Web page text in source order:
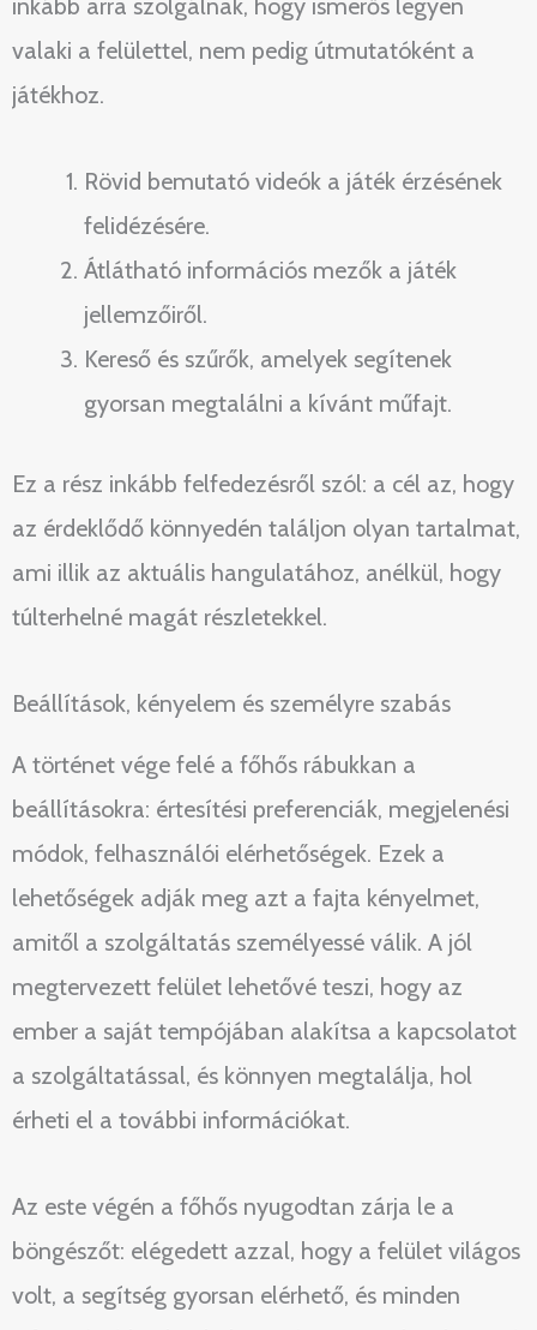
inkább arra szolgálnak, hogy ismerős legyen
valaki a felülettel, nem pedig útmutatóként a
játékhoz.
Rövid bemutató videók a játék érzésének
felidézésére.
Átlátható információs mezők a játék
jellemzőiről.
Kereső és szűrők, amelyek segítenek
gyorsan megtalálni a kívánt műfajt.
Ez a rész inkább felfedezésről szól: a cél az, hogy
az érdeklődő könnyedén találjon olyan tartalmat,
ami illik az aktuális hangulatához, anélkül, hogy
túlterhelné magát részletekkel.
Beállítások, kényelem és személyre szabás
A történet vége felé a főhős rábukkan a
beállításokra: értesítési preferenciák, megjelenési
módok, felhasználói elérhetőségek. Ezek a
lehetőségek adják meg azt a fajta kényelmet,
amitől a szolgáltatás személyessé válik. A jól
megtervezett felület lehetővé teszi, hogy az
ember a saját tempójában alakítsa a kapcsolatot
a szolgáltatással, és könnyen megtalálja, hol
érheti el a további információkat.
Az este végén a főhős nyugodtan zárja le a
böngészőt: elégedett azzal, hogy a felület világos
volt, a segítség gyorsan elérhető, és minden